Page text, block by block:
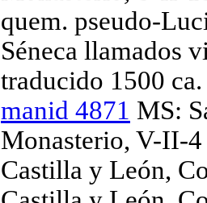
quem. pseudo-
Séneca llamados
traducido 1500
manid 4871 MS:
Monasterio, V-II-
Castilla y León,